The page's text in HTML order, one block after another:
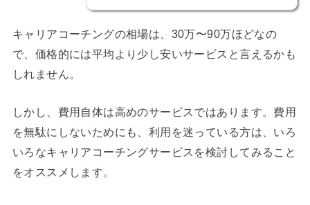
キャリアコーチングの相場は、30万〜90万ほどなの
で、価格的には平均より少し安いサービスと言えるかも
しれません。
しかし、費用自体は高めのサービスではあります。費用
を無駄にしないためにも、利用を迷っている方は、いろ
いろなキャリアコーチングサービスを検討してみること
をオススメします。